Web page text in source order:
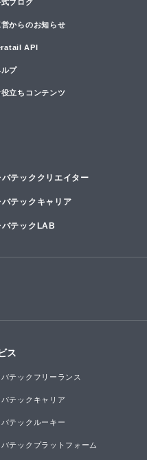
式ブログ
からのお知らせ
API
プ
役立ちコンテンツ
バテッククリエイター
バテックキャリア
バテックLAB
ス
バテックフリーランス
バテックキャリア
バテックルーキー
バテックプラットフォーム